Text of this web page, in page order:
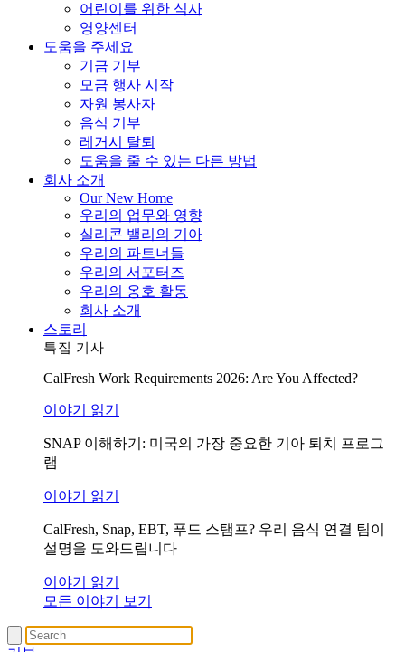
어린이를 위한 식사
영양센터
도움을 주세요
기금 기부
모금 행사 시작
자원 봉사자
음식 기부
레거시 탈퇴
도움을 줄 수 있는 다른 방법
회사 소개
Our New Home
우리의 업무와 영향
실리콘 밸리의 기아
우리의 파트너들
우리의 서포터즈
우리의 옹호 활동
회사 소개
스토리
특집 기사
CalFresh Work Requirements 2026: Are You Affected?
이야기 읽기
SNAP 이해하기: 미국의 가장 중요한 기아 퇴치 프로그
램
이야기 읽기
CalFresh, Snap, EBT, 푸드 스탬프? 우리 음식 연결 팀이
설명을 도와드립니다
이야기 읽기
모든 이야기 보기